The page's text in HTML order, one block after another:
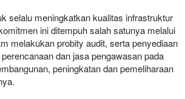
selalu meningkatkan kualitas infrastruktur
ini ditempuh salah satunya melalui
melakukan probity audit, serta penyediaan
dan jasa pengawasan pada
peningkatan dan pemeliharaan